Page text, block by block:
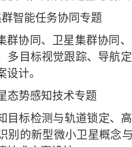
群智能任务协同专题
群协同、卫星集群协同
多目标视觉跟踪、导航
计。
态势感知技术专题
目标检测与轨道锁定、
别的新型微小卫星概念